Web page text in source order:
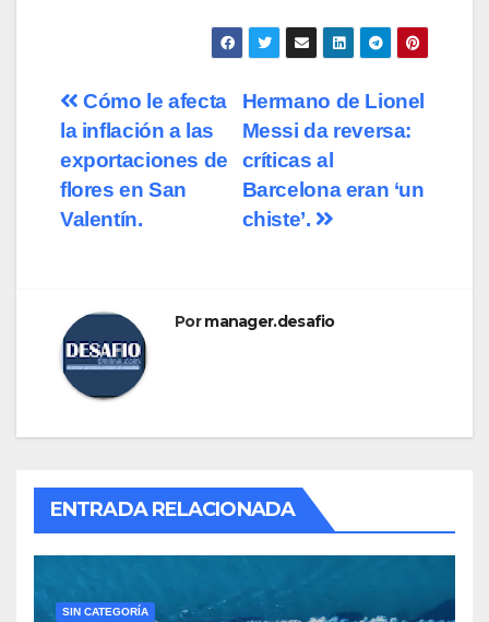
Hermano de Lionel
Messi da reversa:
críticas al
Barcelona eran ‘un
chiste’.
Cómo le afecta
la inflación a las
exportaciones de
flores en San
Valentín.
Pormanager.desafio
ENTRADA RELACIONADA
SIN CATEGORÍA